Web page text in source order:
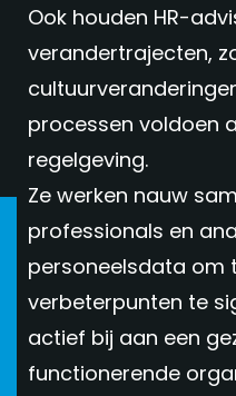
Ook houden HR-
verandertrajecten,
processen voldoen
regelgeving.
Ze werken nauw
professionals en
personeelsdata om
verbeterpunten te
actief bij aan een
functionerende